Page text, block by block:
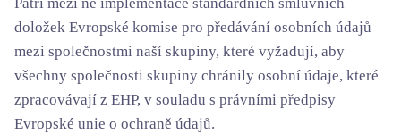
Patří mezi ně implementace standardních smluvních
doložek Evropské komise pro předávání osobních údajů
mezi společnostmi naší skupiny, které vyžadují, aby
všechny společnosti skupiny chránily osobní údaje, které
zpracovávají z EHP, v souladu s právními předpisy
Evropské unie o ochraně údajů.